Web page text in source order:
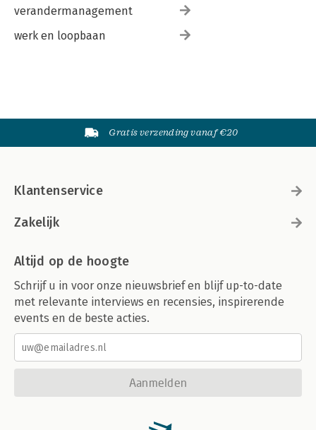
verandermanagement
werk en loopbaan
Gratis verzending vanaf €20
Klantenservice
Zakelijk
Altijd op de hoogte
Schrijf u in voor onze nieuwsbrief en blijf up-to-date
met relevante interviews en recensies, inspirerende
events en de beste acties.
Aanmelden